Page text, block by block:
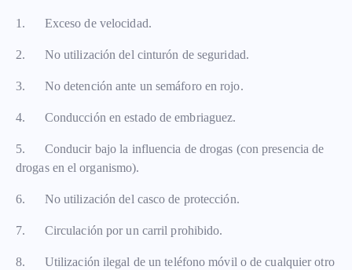
1. Exceso de velocidad.
2. No utilización del cinturón de seguridad.
3. No detención ante un semáforo en rojo.
4. Conducción en estado de embriaguez.
5. Conducir bajo la influencia de drogas (con presencia de
drogas en el organismo).
6. No utilización del casco de protección.
7. Circulación por un carril prohibido.
8. Utilización ilegal de un teléfono móvil o de cualquier otro